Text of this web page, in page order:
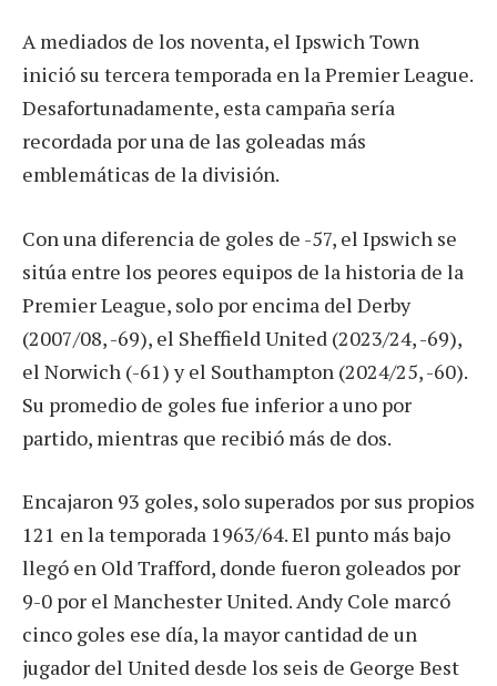
A mediados de los noventa, el Ipswich Town
inició su tercera temporada en la Premier League.
Desafortunadamente, esta campaña sería
recordada por una de las goleadas más
emblemáticas de la división.
Con una diferencia de goles de -57, el Ipswich se
sitúa entre los peores equipos de la historia de la
Premier League, solo por encima del Derby
(2007/08, -69), el Sheffield United (2023/24, -69),
el Norwich (-61) y el Southampton (2024/25, -60).
Su promedio de goles fue inferior a uno por
partido, mientras que recibió más de dos.
Encajaron 93 goles, solo superados por sus propios
121 en la temporada 1963/64. El punto más bajo
llegó en Old Trafford, donde fueron goleados por
9-0 por el Manchester United. Andy Cole marcó
cinco goles ese día, la mayor cantidad de un
jugador del United desde los seis de George Best